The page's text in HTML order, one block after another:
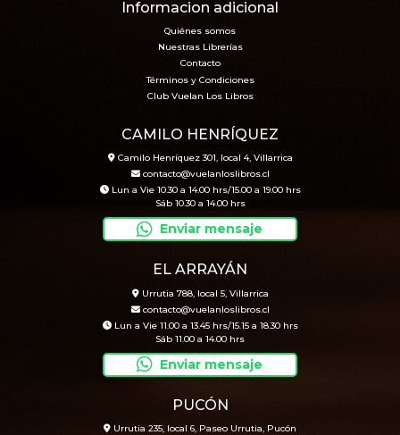
Informacion adicional
Quiénes somos
Nuestras Librerías
Contacto
Términos y Condiciones
Club Vuelan Los Libros
CAMILO HENRÍQUEZ
Camilo Henríquez 301, local 4, Villarrica
contacto@vuelanloslibros.cl
Lun a Vie 10.30 a 14.00 hrs/15.00 a 19.00 hrs
Sáb 10.30 a 14.00 hrs
Enviar mensaje
EL ARRAYÁN
Urrutia 788, local 5, Villarrica
contacto@vuelanloslibros.cl
Lun a Vie 11.00 a 13.45 hrs/15.15 a 18.30 hrs
Sáb 11.00 a 14.00 hrs
Enviar mensaje
PUCÓN
Urrutia 235, local 6, Paseo Urrutia, Pucón